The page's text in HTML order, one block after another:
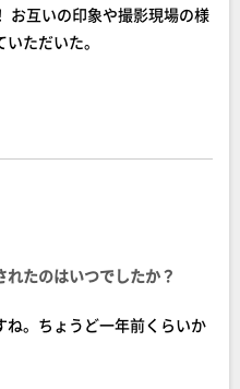
お互いの印象や撮影現場の様
ただいた。
たのはいつでしたか？
。ちょうど一年前くらいか